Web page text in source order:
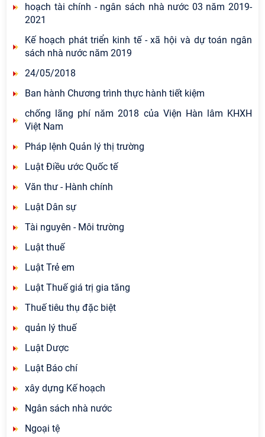
hoạch tài chính - ngân sách nhà nước 03 năm 2019-
2021
Kế hoạch phát triển kinh tế - xã hội và dự toán ngân
sách nhà nước năm 2019
24/05/2018
Ban hành Chương trình thực hành tiết kiệm
chống lãng phí năm 2018 của Viện Hàn lâm KHXH
Việt Nam
Pháp lệnh Quản lý thị trường
Luật Điều ước Quốc tế
Văn thư - Hành chính
Luật Dân sự
Tài nguyên - Môi trường
Luật thuế
Luật Trẻ em
Luật Thuế giá trị gia tăng
Thuế tiêu thụ đặc biệt
quản lý thuế
Luật Dược
Luật Báo chí
xây dựng Kế hoạch
Ngân sách nhà nước
Ngoại tệ